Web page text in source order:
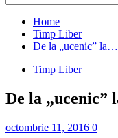
Home
Timp Liber
De la „ucenic”
Timp Liber
De la „ucenic”
octombrie 11, 2016 0